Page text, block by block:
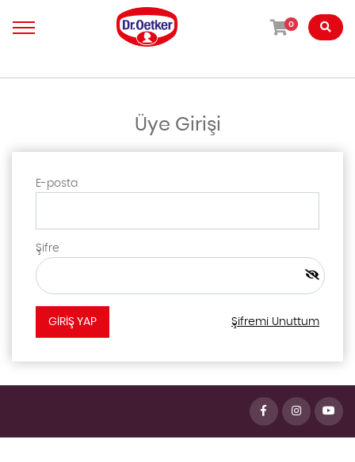
0
Üye Girişi
E-posta
Şifre
Şifremi Unuttum